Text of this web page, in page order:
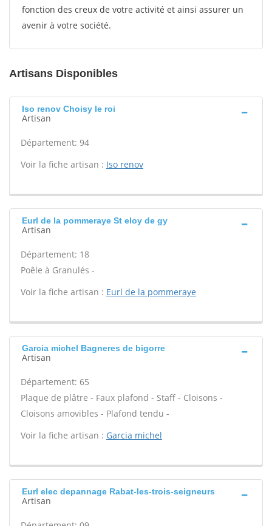
fonction des creux de votre activité et ainsi assurer un
avenir à votre société.
Artisans Disponibles
Iso renov Choisy le roi
Artisan
Département: 94
Voir la fiche artisan : Iso renov
Eurl de la pommeraye St eloy de gy
Artisan
Département: 18
Poêle à Granulés -
Voir la fiche artisan : Eurl de la pommeraye
Garcia michel Bagneres de bigorre
Artisan
Département: 65
Plaque de plâtre - Faux plafond - Staff - Cloisons -
Cloisons amovibles - Plafond tendu -
Voir la fiche artisan : Garcia michel
Eurl elec depannage Rabat-les-trois-seigneurs
Artisan